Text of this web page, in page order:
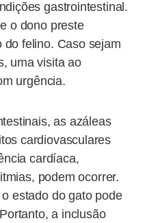
gastrointestinal.
o dono preste
felino. Caso sejam
uma visita ao
urgência.
as azáleas
cardiovasculares
cardíaca,
podem ocorrer.
estado do gato pode
a inclusão